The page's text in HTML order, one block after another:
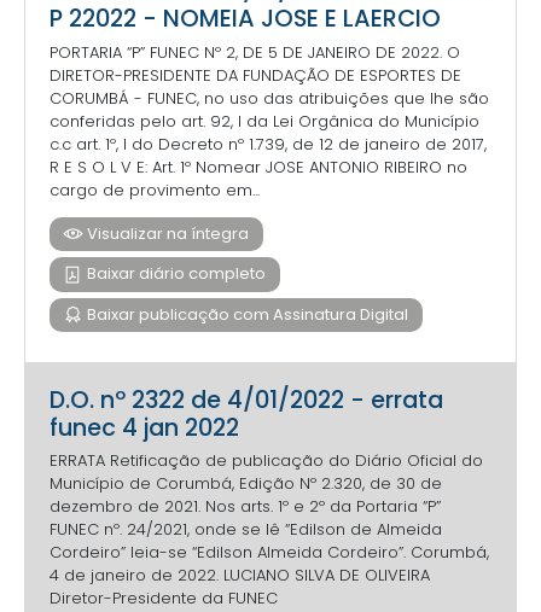
P 22022 - NOMEIA JOSE E LAERCIO
PORTARIA “P” FUNEC Nº 2, DE 5 DE JANEIRO DE 2022. O
DIRETOR-PRESIDENTE DA FUNDAÇÃO DE ESPORTES DE
CORUMBÁ - FUNEC, no uso das atribuições que lhe são
conferidas pelo art. 92, I da Lei Orgânica do Município
c.c art. 1º, I do Decreto nº 1.739, de 12 de janeiro de 2017,
R E S O L V E: Art. 1º Nomear JOSE ANTONIO RIBEIRO no
cargo de provimento em...
Visualizar na íntegra
Baixar diário completo
Baixar publicação com Assinatura Digital
D.O. nº 2322 de 4/01/2022 - errata
funec 4 jan 2022
ERRATA Retificação de publicação do Diário Oficial do
Município de Corumbá, Edição Nº 2.320, de 30 de
dezembro de 2021. Nos arts. 1º e 2º da Portaria “P”
FUNEC nº. 24/2021, onde se lê “Edilson de Almeida
Cordeiro” leia-se “Edilson Almeida Cordeiro”. Corumbá,
4 de janeiro de 2022. LUCIANO SILVA DE OLIVEIRA
Diretor-Presidente da FUNEC